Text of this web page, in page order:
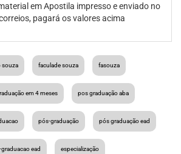
em Apostila impresso e enviado no
pagará os valores acima
souza faculade souza fasouza
em 4 meses pos graduação aba
pós-graduação pós graduação ead
ead especialização